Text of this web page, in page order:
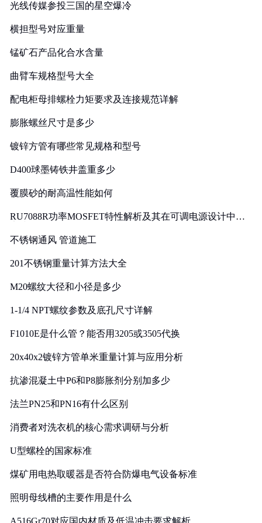
光线传媒参投三国的星空爆冷
横担型号对应重量
锰矿石产品化合水含量
曲臂车规格型号大全
配电柜母排螺栓力矩要求及连接规范详解
膨胀螺丝尺寸是多少
镀锌方管有哪些常见规格和型号
D400球墨铸铁井盖重多少
覆膜砂的耐高温性能如何
RU7088R功率MOSFET特性解析及其在可调电源设计中的
不锈钢通风 管道施工
201不锈钢重量计算方法大全
M20螺纹大径和小径是多少
1-1/4 NPT螺纹参数及底孔尺寸详解
F1010E是什么管？能否用3205或3505代换
20x40x2镀锌方管单米重量计算与应用分析
抗渗混凝土中P6和P8膨胀剂分别加多少
法兰PN25和PN16有什么区别
消费者对洗衣机的核心需求调研与分析
U型螺栓的国家标准
煤矿用电热取暖器是否符合防爆电气设备标准
照明母线槽的主要作用是什么
A516Gr70对应国内材质及低温冲击要求解析